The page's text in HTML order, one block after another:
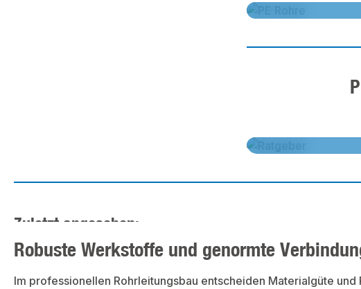
PE-Rohre für
Gewusst wie – Tipps
Zuletzt angesehen:
Robuste Werkstoffe und genormte
Im professionellen Rohrleitungsbau entscheiden Materialgüte